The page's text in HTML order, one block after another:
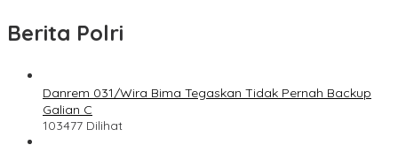
Berita Polri
Danrem 031/Wira Bima Tegaskan Tidak Pernah Backup
Galian C
103477 Dilihat